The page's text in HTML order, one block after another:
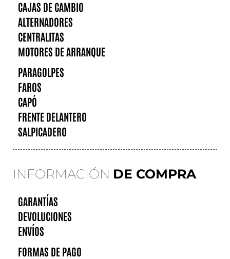
CAJAS DE CAMBIO
ALTERNADORES
CENTRALITAS
MOTORES DE ARRANQUE
PARAGOLPES
FAROS
CAPÓ
FRENTE DELANTERO
SALPICADERO
INFORMACIÓN DE COMPRA
GARANTÍAS
DEVOLUCIONES
ENVÍOS
FORMAS DE PAGO